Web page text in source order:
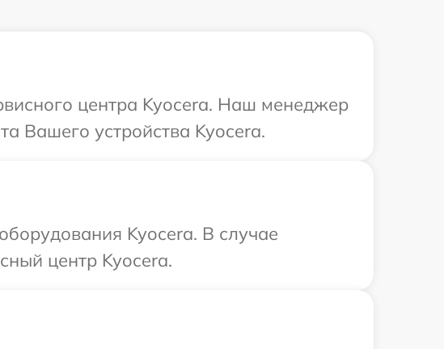
центра Kyocera. Наш менеджер
Вашего устройства Kyocera.
Kyocera. В случае
центр Kyocera.